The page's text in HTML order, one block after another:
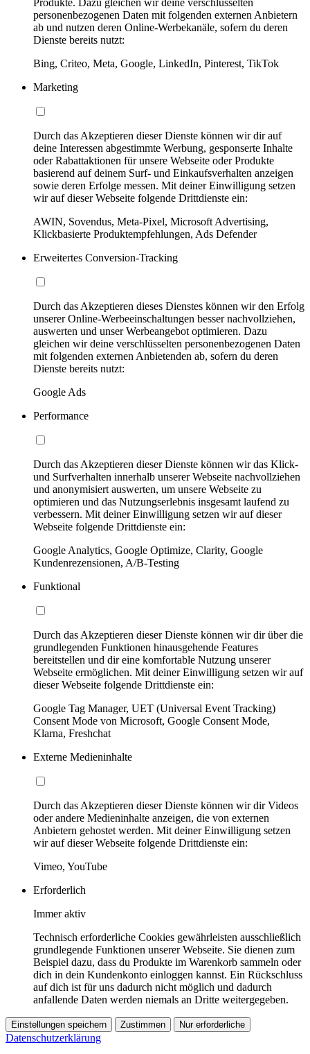
Produkte. Dazu gleichen wir deine verschlüsselten
personenbezogenen Daten mit folgenden externen Anbietern
ab und nutzen deren Online-Werbekanäle, sofern du deren
Dienste bereits nutzt:
Bing, Criteo, Meta, Google, LinkedIn, Pinterest, TikTok
Marketing
Durch das Akzeptieren dieser Dienste können wir dir auf
deine Interessen abgestimmte Werbung, gesponserte Inhalte
oder Rabattaktionen für unsere Webseite oder Produkte
basierend auf deinem Surf- und Einkaufsverhalten anzeigen
sowie deren Erfolge messen. Mit deiner Einwilligung setzen
wir auf dieser Webseite folgende Drittdienste ein:
AWIN, Sovendus, Meta-Pixel, Microsoft Advertising,
Klickbasierte Produktempfehlungen, Ads Defender
Erweitertes Conversion-Tracking
Durch das Akzeptieren dieses Dienstes können wir den Erfolg
unserer Online-Werbeeinschaltungen besser nachvollziehen,
auswerten und unser Werbeangebot optimieren. Dazu
gleichen wir deine verschlüsselten personenbezogenen Daten
mit folgenden externen Anbietenden ab, sofern du deren
Dienste bereits nutzt:
Google Ads
Performance
Durch das Akzeptieren dieser Dienste können wir das Klick-
und Surfverhalten innerhalb unserer Webseite nachvollziehen
und anonymisiert auswerten, um unsere Webseite zu
optimieren und das Nutzungserlebnis insgesamt laufend zu
verbessern. Mit deiner Einwilligung setzen wir auf dieser
Webseite folgende Drittdienste ein:
Google Analytics, Google Optimize, Clarity, Google
Kundenrezensionen, A/B-Testing
Funktional
Durch das Akzeptieren dieser Dienste können wir dir über die
grundlegenden Funktionen hinausgehende Features
bereitstellen und dir eine komfortable Nutzung unserer
Webseite ermöglichen. Mit deiner Einwilligung setzen wir auf
dieser Webseite folgende Drittdienste ein:
Google Tag Manager, UET (Universal Event Tracking)
Consent Mode von Microsoft, Google Consent Mode,
Klarna, Freshchat
Externe Medieninhalte
Durch das Akzeptieren dieser Dienste können wir dir Videos
oder andere Medieninhalte anzeigen, die von externen
Anbietern gehostet werden. Mit deiner Einwilligung setzen
wir auf dieser Webseite folgende Drittdienste ein:
Vimeo, YouTube
Erforderlich
Immer aktiv
Technisch erforderliche Cookies gewährleisten ausschließlich
grundlegende Funktionen unserer Webseite. Sie dienen zum
Beispiel dazu, dass du Produkte im Warenkorb sammeln oder
dich in dein Kundenkonto einloggen kannst. Ein Rückschluss
auf dich ist für uns dadurch nicht möglich und dadurch
anfallende Daten werden niemals an Dritte weitergegeben.
Einstellungen speichern Zustimmen Nur erforderliche
Datenschutzerklärung